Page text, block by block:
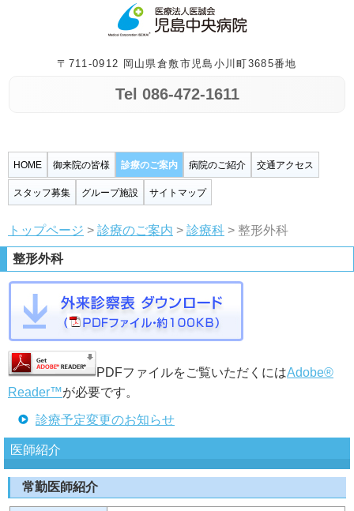
〒711-0912 岡山県倉敷市児島小川町3685番地
Tel 086-472-1611
HOME 御来院の皆様 診療のご案内 病院のご紹介 交通アクセス
スタッフ募集 グループ施設 サイトマップ
トップページ > 診療のご案内 > 診療科 > 整形外科
整形外科
PDFファイルをご覧いただくにはAdobe®
Reader™が必要です。
診療予定変更のお知らせ
医師紹介
常勤医師紹介